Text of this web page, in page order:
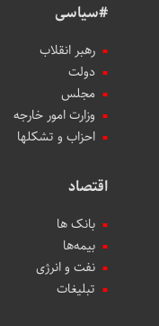
#سیاسی
رهبر انقلاب
دولت
مجلس
وزارت امور خارجه
احزاب و تشکلها
اقتصاد
بانک ها
بیمه‌ها
نفت و انرژی
تبلیغات